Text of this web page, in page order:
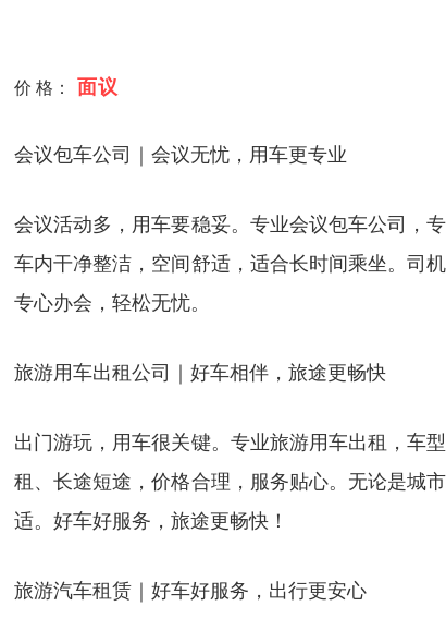
价 格： 面议
会议包车公司｜会议无忧，用车更专业
会议活动多，用车要稳妥。专业会议包车公司，
车内干净整洁，空间舒适，适合长时间乘坐。司
专心办会，轻松无忧。
旅游用车出租公司｜好车相伴，旅途更畅快
出门游玩，用车很关键。专业旅游用车出租，车
租、长途短途，价格合理，服务贴心。无论是城
适。好车好服务，旅途更畅快！
旅游汽车租赁｜好车好服务，出行更安心